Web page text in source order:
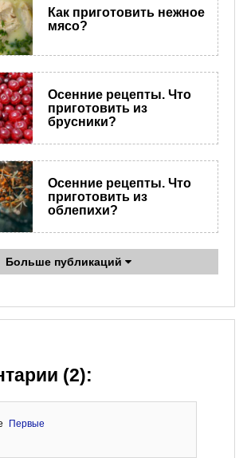
Как приготовить нежное
мясо?
​Осенние рецепты. Что
приготовить из
брусники?
Осенние рецепты. Что
приготовить из
облепихи?
Больше публикаций
(2):
Первые